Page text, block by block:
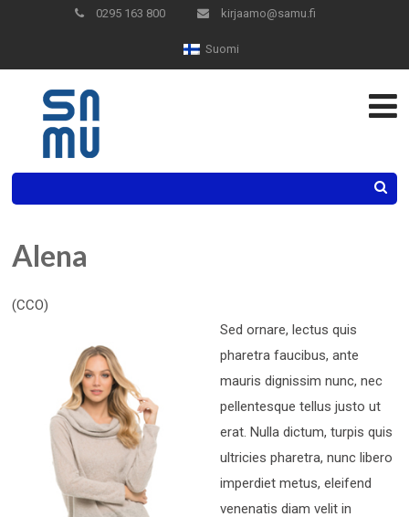
0295 163 800 kirjaamo@samu.fi
Suomi
Alena
(CCO)
Sed ornare, lectus quis
pharetra faucibus, ante
mauris dignissim nunc, nec
pellentesque tellus justo ut
erat. Nulla dictum, turpis quis
ultricies pharetra, nunc libero
imperdiet metus, eleifend
venenatis diam velit in